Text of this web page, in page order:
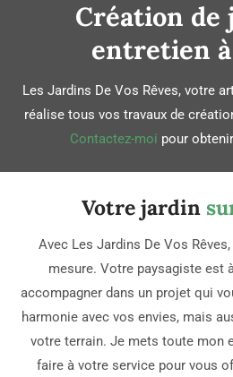
Création de
entretien à
Les Jardins De Vos Rêves, votre
réalise tous vos travaux de
Contactez-moi pour
Votre jardin
Avec Les Jardins De Vos
mesure. Votre paysagiste est
accompagner dans un projet qui
harmonie avec vos envies, mais
votre terrain. Je mets toute mon
faire à votre service pour vous